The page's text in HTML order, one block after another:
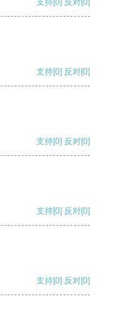
支持 [0] 反对 [0]
支持[0] 反对[0]
支持[0] 反对[0]
支持[0] 反对[0]
支持[0] 反对[0]